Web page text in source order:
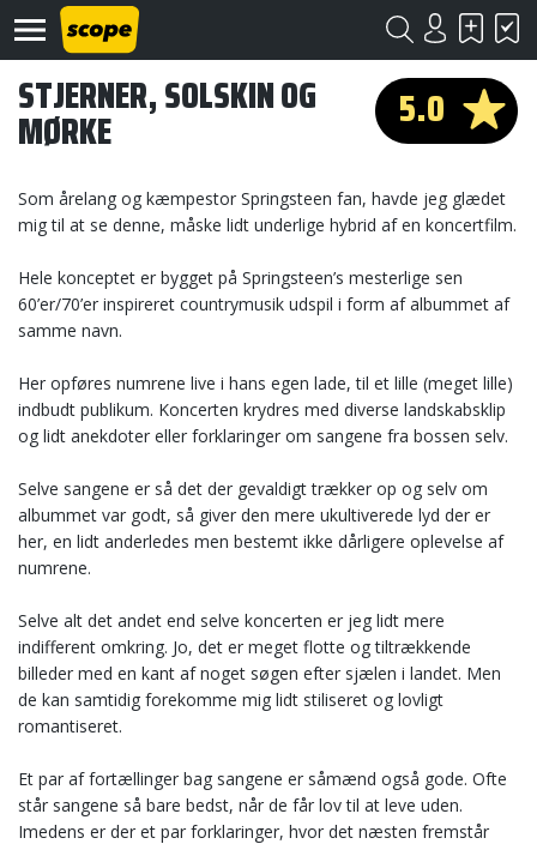
Om
Scope
©
Scope
2020
STJERNER, SOLSKIN OG
MØRKE 5.0
Som årelang og kæmpestor Springsteen fan, havde jeg glædet
mig til at se denne, måske lidt underlige hybrid af en koncertfilm.
Hele konceptet er bygget på Springsteen’s mesterlige sen
60’er/70’er inspireret countrymusik udspil i form af albummet af
samme navn.
Her opføres numrene live i hans egen lade, til et lille (meget lille)
indbudt publikum. Koncerten krydres med diverse landskabsklip
og lidt anekdoter eller forklaringer om sangene fra bossen selv.
Selve sangene er så det der gevaldigt trækker op og selv om
albummet var godt, så giver den mere ukultiverede lyd der er
her, en lidt anderledes men bestemt ikke dårligere oplevelse af
numrene.
Selve alt det andet end selve koncerten er jeg lidt mere
indifferent omkring. Jo, det er meget flotte og tiltrækkende
billeder med en kant af noget søgen efter sjælen i landet. Men
de kan samtidig forekomme mig lidt stiliseret og lovligt
romantiseret.
Et par af fortællinger bag sangene er såmænd også gode. Ofte
står sangene så bare bedst, når de får lov til at leve uden.
Imedens er der et par forklaringer, hvor det næsten fremstår